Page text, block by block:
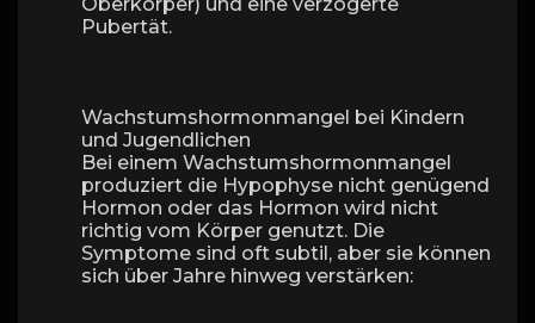
Pubertät.
Wachstumshormonmangel bei Kindern
und Jugendlichen
Bei einem Wachstumshormonmangel
produziert die Hypophyse nicht genügend
Hormon oder das Hormon wird nicht
richtig vom Körper genutzt. Die
Symptome sind oft subtil, aber sie können
sich über Jahre hinweg verstärken: